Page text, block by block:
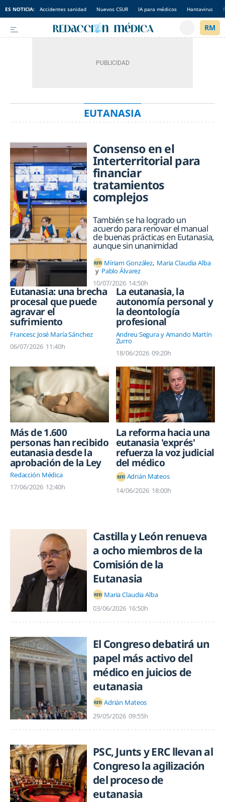
ES NOTICIA: Accidentes sanidad Nuevos CSUR IA para médicos Hantavirus
EUTANASIA
Consenso en el
Interterritorial para
financiar
tratamientos
complejos
También se ha logrado un
acuerdo para renovar el manual
de buenas prácticas en Eutanasia,
aunque sin unanimidad
Míriam González Maria Claudia Alba
Pablo Álvarez
10/07/2026 14:50h
Eutanasia: una brecha
procesal que puede
agravar el
sufrimiento
Francesc José María Sánchez
06/07/2026 11:40h
La eutanasia, la
autonomía personal y
la deontología
profesional
Andreu Segura y Amando Martín
Zurro
18/06/2026 09:20h
Más de 1.600
personas han recibido
eutanasia desde la
aprobación de la Ley
Redacción Médica
17/06/2026 12:40h
La reforma hacia una
eutanasia 'exprés'
refuerza la voz judicial
del médico
Adrián Mateos
14/06/2026 18:00h
Castilla y León renueva
a ocho miembros de la
Comisión de la
Eutanasia
Maria Claudia Alba
03/06/2026 16:50h
El Congreso debatirá un
papel más activo del
médico en juicios de
eutanasia
Adrián Mateos
29/05/2026 09:55h
PSC, Junts y ERC llevan al
Congreso la agilización
del proceso de
eutanasia